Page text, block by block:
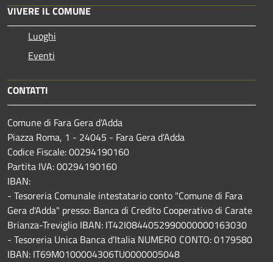
VIVERE IL COMUNE
Luoghi
Eventi
CONTATTI
Comune di Fara Gera d'Adda
Piazza Roma, 1 - 24045 - Fara Gera d'Adda
Codice Fiscale: 00294190160
Partita IVA: 00294190160
IBAN:
- Tesoreria Comunale intestatario conto "Comune di Fara
Gera d'Adda" presso: Banca di Credito Cooperativo di Carate
Brianza-Treviglio IBAN: IT42I0844052990000000163030
- Tesoreria Unica Banca d'Italia NUMERO CONTO: 0179580
IBAN: IT69M0100004306TU0000005048